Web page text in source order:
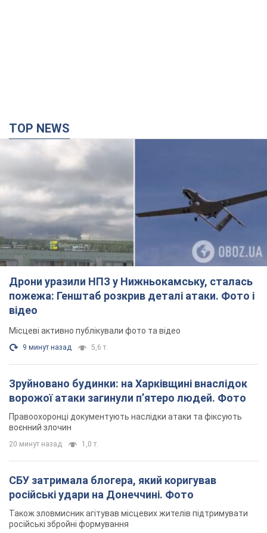
TOP NEWS
Дрони уразили НПЗ у Нижньокамську, сталась
пожежа: Генштаб розкрив деталі атаки. Фото і
відео
Місцеві активно публікували фото та відео
9 минут назад 5,6 т.
Зруйновано будинки: на Харківщині внаслідок
ворожої атаки загинули п’ятеро людей. Фото
Правоохоронці документують наслідки атаки та фіксують
воєнний злочин
20 минут назад 1,0 т.
СБУ затримала блогера, який коригував
російські удари на Донеччині. Фото
Також зловмисник агітував місцевих жителів підтримувати
російські збройні формування